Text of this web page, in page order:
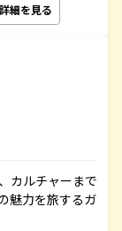
詳細を見る
カルチャーまで
魅力を旅するガ